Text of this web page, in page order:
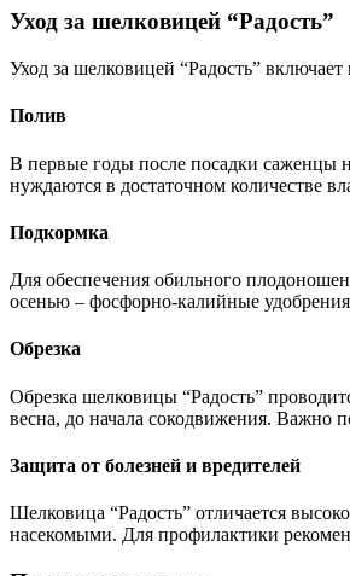
Уход за шелковицей “Радость”
Уход за шелковицей “Радость”
Полив
В первые годы после посадки саженцы
нуждаются в достаточном количестве
Подкормка
Для обеспечения обильного
осенью – фосфорно-калийные
Обрезка
Обрезка шелковицы “Радость”
весна, до начала сокодвижения. Важно
Защита от болезней и вредителей
Шелковица “Радость” отличается
насекомыми. Для профилактики